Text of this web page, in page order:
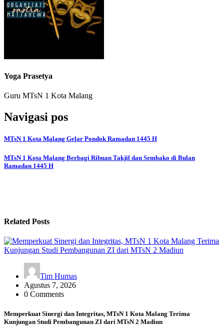
Yoga Prasetya
Guru MTsN 1 Kota Malang
Navigasi pos
MTsN 1 Kota Malang Gelar Pondok Ramadan 1445 H
MTsN 1 Kota Malang Berbagi Ribuan Takjil dan Sembako di Bulan
Ramadan 1445 H
Related Posts
Tim Humas
Agustus 7, 2026
0 Comments
Memperkuat Sinergi dan Integritas, MTsN 1 Kota Malang Terima
Kunjungan Studi Pembangunan ZI dari MTsN 2 Madiun